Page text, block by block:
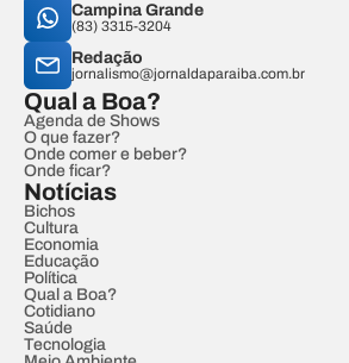
Campina Grande
(83) 3315-3204
Redação
jornalismo@jornaldaparaiba.com.br
Qual a Boa?
Agenda de Shows
O que fazer?
Onde comer e beber?
Onde ficar?
Notícias
Bichos
Cultura
Economia
Educação
Política
Qual a Boa?
Cotidiano
Saúde
Tecnologia